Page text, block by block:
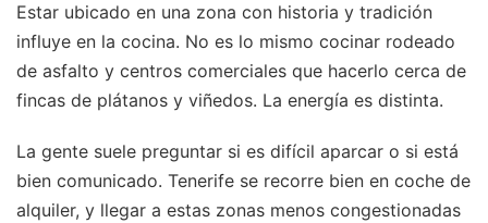
Estar ubicado en una zona con historia y tradición
influye en la cocina. No es lo mismo cocinar rodeado
de asfalto y centros comerciales que hacerlo cerca de
fincas de plátanos y viñedos. La energía es distinta.
La gente suele preguntar si es difícil aparcar o si está
bien comunicado. Tenerife se recorre bien en coche de
alquiler, y llegar a estas zonas menos congestionadas